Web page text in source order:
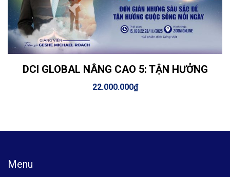
View Details Thêm vào giỏ hàng
DCI GLOBAL NÂNG CAO 5: TẬN HƯỞNG
22.000.000₫
Menu